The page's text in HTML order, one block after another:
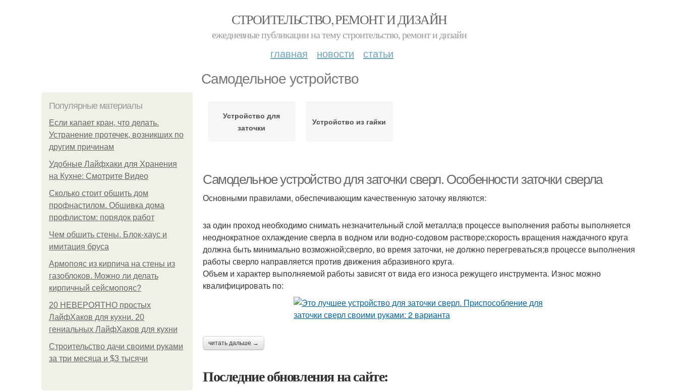
СТРОИТЕЛЬСТВО, РЕМОНТ И ДИЗАЙН
ежедневные публикации на тему строительство, ремонт и дизайн
главная новости статьи
Самодельное устройство
Популярные материалы
Если капает кран, что делать.
Устранение протечек, возникших по
другим причинам
Удобные Лайфхаки для Хранения
на Кухне: Смотрите Видео
Сколько стоит обшить дом
профнастилом. Обшивка дома
профлистом: порядок работ
Чем обшить стены. Блок-хаус и
имитация бруса
Армопояс из кирпича на стены из
газоблоков. Можно ли делать
кирпичный сейсмопояс?
20 НЕВЕРОЯТНО простых
ЛайфХаков для кухни. 20
гениальных ЛайфХаков для кухни
Строительство дачи своими руками
за три месяца и $3 тысячи
Устройство для
заточки
Устройство из гайки
Самодельное устройство для заточки сверл. Особенности заточки сверла
Основными правилами, обеспечивающим качественную заточку являются:
за один проход необходимо снимать незначительный слой металла;в процессе выполнения работы выполняется
неоднократное охлаждение сверла в водном или водно-содовом растворе;скорость вращения наждачного круга
должна быть минимально возможной;сверло, во время заточки, не должно перегреваться;в процессе выполнения
работы сверло направляется против движения абразивного круга.
Объем и характер выполняемой работы зависят от вида его износа режущего инструмента. Износ можно
квалифицировать по:
читать дальше →
Последние обновления на сайте: